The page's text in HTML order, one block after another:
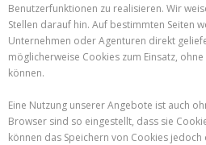
Benutzerfunktionen zu realisieren. Wir
Stellen darauf hin. Auf bestimmten Seiten
Unternehmen oder Agenturen direkt
möglicherweise Cookies zum Einsatz,
können.
Eine Nutzung unserer Angebote ist auch
Browser sind so eingestellt, dass sie
können das Speichern von Cookies